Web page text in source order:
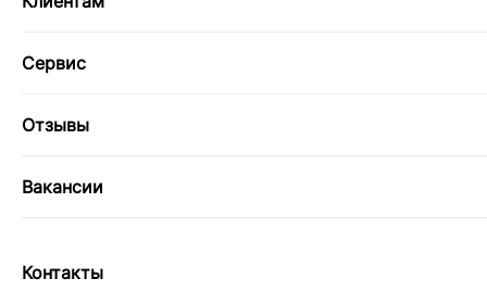
Сервис
Отзывы
Вакансии
Контакты